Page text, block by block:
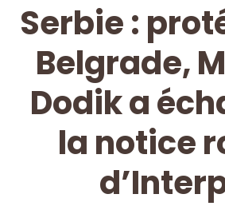
Serbie :
Belgrade,
Dodik a
la notice